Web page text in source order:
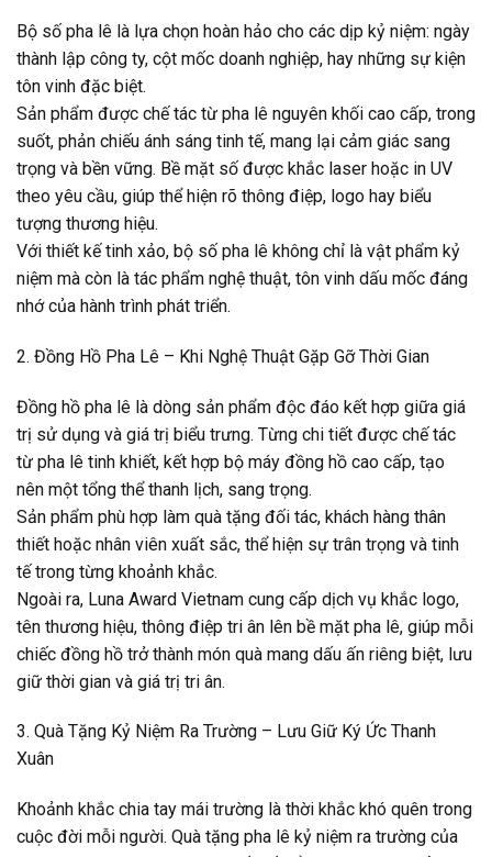
Bộ số pha lê là lựa chọn hoàn hảo cho các dịp kỷ niệm: ngày
thành lập công ty, cột mốc doanh nghiệp, hay những sự kiện
tôn vinh đặc biệt.
Sản phẩm được chế tác từ pha lê nguyên khối cao cấp, trong
suốt, phản chiếu ánh sáng tinh tế, mang lại cảm giác sang
trọng và bền vững. Bề mặt số được khắc laser hoặc in UV
theo yêu cầu, giúp thể hiện rõ thông điệp, logo hay biểu
tượng thương hiệu.
Với thiết kế tinh xảo, bộ số pha lê không chỉ là vật phẩm kỷ
niệm mà còn là tác phẩm nghệ thuật, tôn vinh dấu mốc đáng
nhớ của hành trình phát triển.
2. Đồng Hồ Pha Lê – Khi Nghệ Thuật Gặp Gỡ Thời Gian
Đồng hồ pha lê là dòng sản phẩm độc đáo kết hợp giữa giá
trị sử dụng và giá trị biểu trưng. Từng chi tiết được chế tác
từ pha lê tinh khiết, kết hợp bộ máy đồng hồ cao cấp, tạo
nên một tổng thể thanh lịch, sang trọng.
Sản phẩm phù hợp làm quà tặng đối tác, khách hàng thân
thiết hoặc nhân viên xuất sắc, thể hiện sự trân trọng và tinh
tế trong từng khoảnh khắc.
Ngoài ra, Luna Award Vietnam cung cấp dịch vụ khắc logo,
tên thương hiệu, thông điệp tri ân lên bề mặt pha lê, giúp mỗi
chiếc đồng hồ trở thành món quà mang dấu ấn riêng biệt, lưu
giữ thời gian và giá trị tri ân.
3. Quà Tặng Kỷ Niệm Ra Trường – Lưu Giữ Ký Ức Thanh
Xuân
Khoảnh khắc chia tay mái trường là thời khắc khó quên trong
cuộc đời mỗi người. Quà tặng pha lê kỷ niệm ra trường của